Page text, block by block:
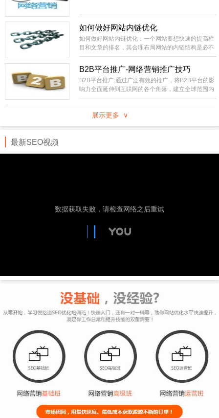
如何做好网站内链优化
如何做好网站内链优化：一个网站要想快速的提高栏
目和文章的排名，其合理布局网站的内链结构是必不
可少的。相当外部链接而言，内部链接就比较容易控
制，成本低。你直接就可以在自己的站上进行部署，
不像外部链接的不可控性比较大，需要大量的购买或
长期的积累才有办法实现稳定的SEO效果。
B2B平台推广-网络营销推广技巧
B2B平台推广:通过广泛有效的推广，将B2B平台的影
响力全面延伸到互联网的各个角落，建立全球范围内
领先的网络贸易集散中心，国内最具影响力和生命力
的B2B电子商务信息交互平台。建设全国范围内包括
行业、地域分类的企事业黄页，通过专业服务及先进
展示更多 ∨
最新SEO视频